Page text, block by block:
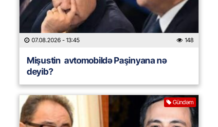
07.08.2026 - 13:45 148
Mişustin avtomobildə Paşinyana nə
deyib?
Gündəm